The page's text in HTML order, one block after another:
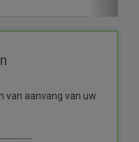
van aanvang van uw